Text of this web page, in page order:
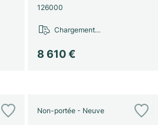
126000
8 610 €
Chargement…
Non-portée - Neuve